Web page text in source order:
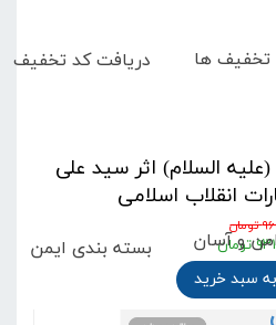
السلام) اثر سید علی
انقلاب اسلامی
سبد خرید
دریافت کد تخفیف تخفیف ها
بسته بندی ایمن و آسان